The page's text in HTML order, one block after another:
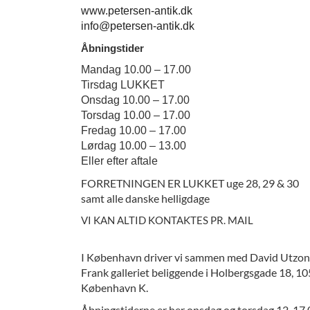
www.petersen-antik.dk
info@petersen-antik.dk
Åbningstider
Mandag 10.00 – 17.00
Tirsdag LUKKET
Onsdag 10.00 – 17.00
Torsdag 10.00 – 17.00
Fredag 10.00 – 17.00
Lørdag 10.00 – 13.00
Eller efter aftale
FORRETNINGEN ER LUKKET uge 28, 29 & 30
samt alle danske helligdage
VI KAN ALTID KONTAKTES PR. MAIL
I København driver vi sammen med David
Frank galleriet beliggende i Holbergsgade 18,
København K.